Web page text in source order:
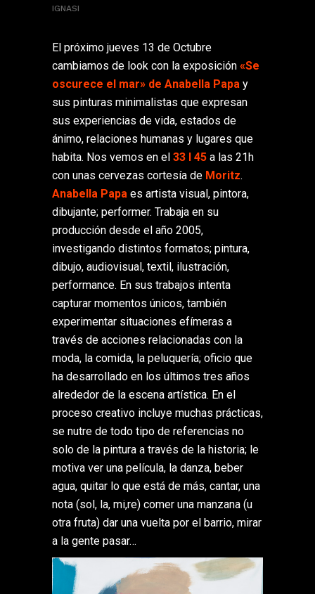
IGNASI
El próximo jueves 13 de Octubre
cambiamos de look con la exposición «Se
oscurece el mar» de Anabella Papa y
sus pinturas minimalistas que expresan
sus experiencias de vida, estados de
ánimo, relaciones humanas y lugares que
habita. Nos vemos en el 33 I 45 a las 21h
con unas cervezas cortesía de Moritz.
Anabella Papa es artista visual, pintora,
dibujante; performer. Trabaja en su
producción desde el año 2005,
investigando distintos formatos; pintura,
dibujo, audiovisual, textil, ilustración,
performance. En sus trabajos intenta
capturar momentos únicos, también
experimentar situaciones efímeras a
través de acciones relacionadas con la
moda, la comida, la peluquería; oficio que
ha desarrollado en los últimos tres años
alrededor de la escena artística. En el
proceso creativo incluye muchas prácticas,
se nutre de todo tipo de referencias no
solo de la pintura a través de la historia; le
motiva ver una película, la danza, beber
agua, quitar lo que está de más, cantar, una
nota (sol, la, mi,re) comer una manzana (u
otra fruta) dar una vuelta por el barrio, mirar
a la gente pasar…